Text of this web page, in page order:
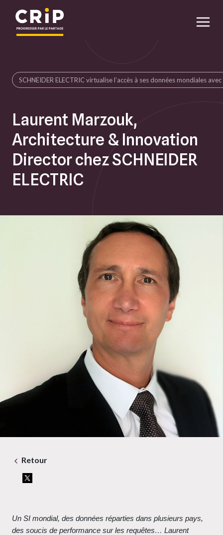
SCHNEIDER ELECTRIC virtualise l’accès à ses données mondiales
Laurent Marzouk,
Architecture & Innovation
Director chez SCHNEIDER
ELECTRIC
Retour
Un SI mondial, des données réparties dans plusieurs pays,
des soucis de performance sur les requêtes… Laurent